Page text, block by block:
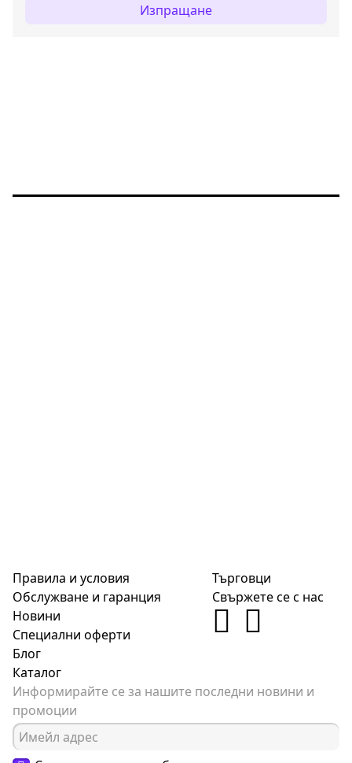
Изпращане
Правила и условия
Обслужване и гаранция
Новини
Специални оферти
Блог
Каталог
Търговци
Свържете се с нас
Информирайте се за нашите последни новини и
промоции